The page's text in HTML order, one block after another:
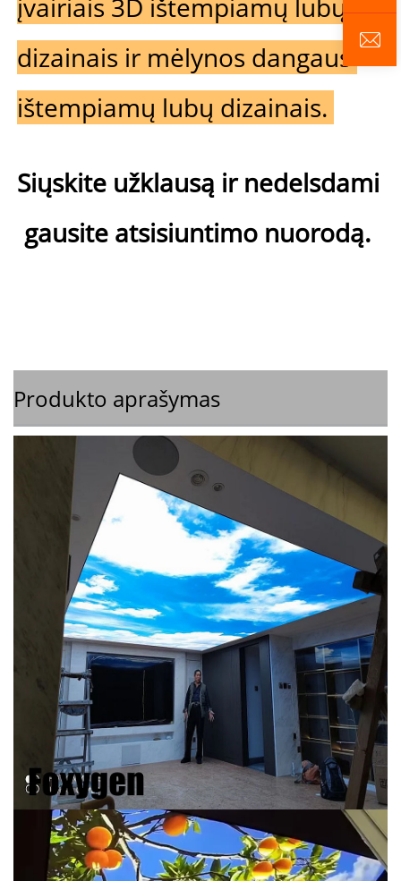
dizainais ir mėlynos dangaus
ištempiamų lubų dizainais.
Siųskite užklausą ir nedelsdami
gausite atsisiuntimo nuorodą.
Produkto aprašymas